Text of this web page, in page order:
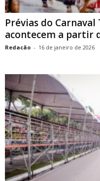
Prévias do Carnaval
acontecem a partir
Redacão - 16 de janeiro de 2026